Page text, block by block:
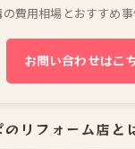
費用相場とおすすめ
お問い合わせはこ
リフォーム店と